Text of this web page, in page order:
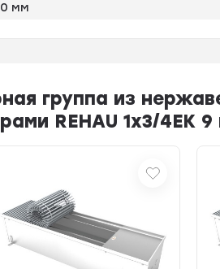
мм
группа из
REHAU 1x3/4ЕК